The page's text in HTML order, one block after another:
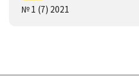
№ 1 (7) 2021